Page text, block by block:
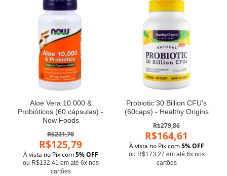
Aloe Vera 10.000 &
Probióticos (60 cápsulas) -
Now Foods
R$221,70
R$125,79
À vista no Pix com5% OFF
ou R$132,41 em até 6x nos
cartões
Probiotic 30 Billion CFU's
(60caps) - Healthy Origins
R$279,86
R$164,61
À vista no Pix com5% OFF
ou R$173,27 em até 6x nos
cartões